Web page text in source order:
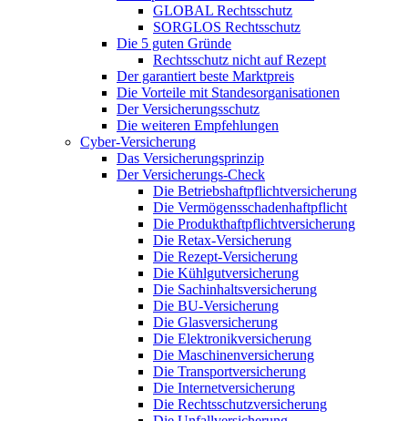
GLOBAL Rechtsschutz
SORGLOS Rechtsschutz
Die 5 guten Gründe
Rechtsschutz nicht auf Rezept
Der garantiert beste Marktpreis
Die Vorteile mit Standesorganisationen
Der Versicherungsschutz
Die weiteren Empfehlungen
Cyber-Versicherung
Das Versicherungsprinzip
Der Versicherungs-Check
Die Betriebshaftpflichtversicherung
Die Vermögensschadenhaftpflicht
Die Produkthaftpflichtversicherung
Die Retax-Versicherung
Die Rezept-Versicherung
Die Kühlgutversicherung
Die Sachinhaltsversicherung
Die BU-Versicherung
Die Glasversicherung
Die Elektronikversicherung
Die Maschinenversicherung
Die Transportversicherung
Die Internetversicherung
Die Rechtsschutzversicherung